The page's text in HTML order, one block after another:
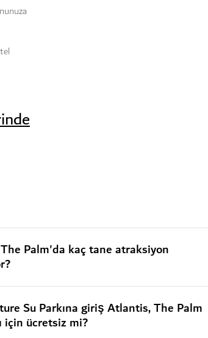
Palm'da kaç tane atraksiyon
Su Parkına giriş Atlantis, The Palm
için ücretsiz mi?